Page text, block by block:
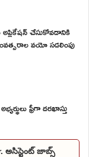
అప్లికేషన్ చేసుకోవడానికి
వయో సడలింపు
ఫ్రీగా దరఖాస్తు
అసిస్టెంట్ జాబ్స్